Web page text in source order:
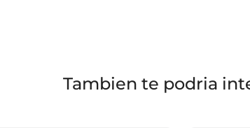
Tambien te podria